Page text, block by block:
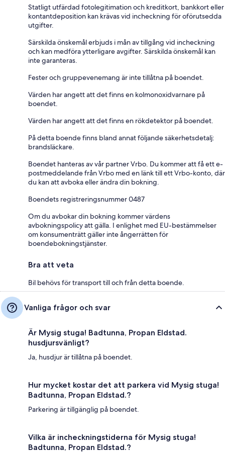
Statligt utfärdad fotolegitimation och kreditkort, bankkort eller
kontantdeposition kan krävas vid incheckning för oförutsedda
utgifter.
Särskilda önskemål erbjuds i mån av tillgång vid incheckning
och kan medföra ytterligare avgifter. Särskilda önskemål kan
inte garanteras.
Fester och gruppevenemang är inte tillåtna på boendet.
Värden har angett att det finns en kolmonoxidvarnare på
boendet.
Värden har angett att det finns en rökdetektor på boendet.
På detta boende finns bland annat följande säkerhetsdetalj:
brandsläckare.
Boendet hanteras av vår partner Vrbo. Du kommer att få ett e-
postmeddelande från Vrbo med en länk till ett Vrbo-konto, där
du kan att avboka eller ändra din bokning.
Boendets registreringsnummer 0487
Om du avbokar din bokning kommer värdens
avbokningspolicy att gälla. I enlighet med EU-bestämmelser
om konsumenträtt gäller inte ångerrätten för
boendebokningstjänster.
Bra att veta
Bil behövs för transport till och från detta boende.
Vanliga frågor och svar
Är Mysig stuga! Badtunna, Propan Eldstad.
husdjursvänligt?
Ja, husdjur är tillåtna på boendet.
Hur mycket kostar det att parkera vid Mysig stuga!
Badtunna, Propan Eldstad.?
Parkering är tillgänglig på boendet.
Vilka är incheckningstiderna för Mysig stuga!
Badtunna, Propan Eldstad.?